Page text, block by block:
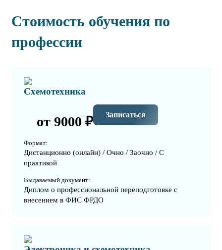
Стоимость обучения по
профессии
Схемотехника
от 9000 ₽ Записаться
Формат:
Дистанционно (онлайн) / Очно / Заочно / С
практикой
Выдаваемый документ:
Диплом о профессиональной переподготовке с
внесением в ФИС ФРДО